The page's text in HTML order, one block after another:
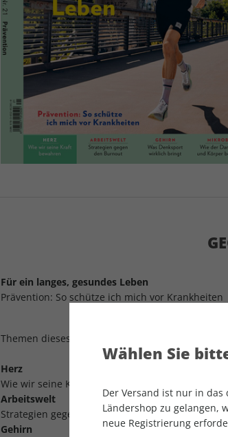
Für ein langes, gesundes Leben
Prävention: So schütze ich mich vor Krankheiten
Themen dieses Heftes u.a.:
Herz
Wie wir seine Kraft bewahren
Arbeitswelt
Strategien gegen den Burnout
Gehirn
Wählen Sie
Der Versand ist nur in
Ländershop zu gelangen,
neue Registrierung